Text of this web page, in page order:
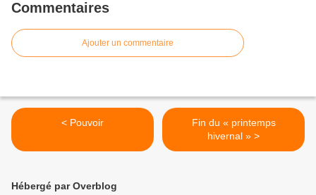
Commentaires
Ajouter un commentaire
< Pouvoir
Fin du « printemps
hivernal » >
Hébergé par Overblog